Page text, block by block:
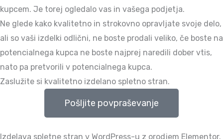
kupcem. Je torej ogledalo vas in vašega podjetja.
Ne glede kako kvalitetno in strokovno opravljate svoje delo,
ali so vaši izdelki odlični, ne boste prodali veliko, če boste na
potencialnega kupca ne boste najprej naredili dober vtis,
nato pa pretvorili v potencialnega kupca.
Zaslužite si kvalitetno izdelano spletno stran.
Pošljite povpraševanje
Izdelava spletne stran v WordPress-u z orodjem Elementor.